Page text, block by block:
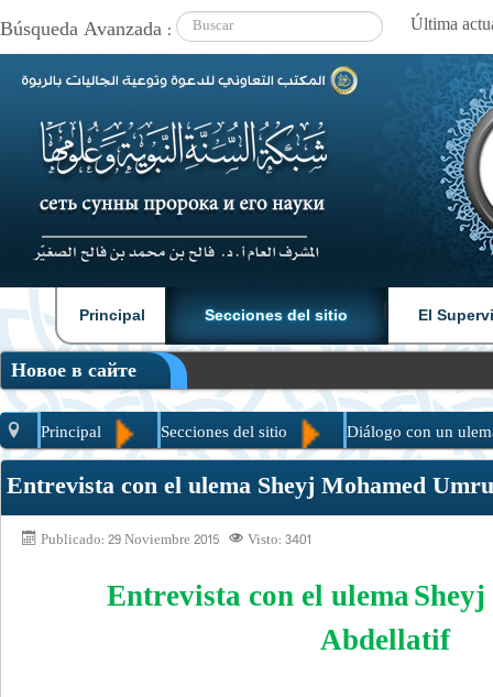
Búsqueda Avanzada :
Principal Secciones del sitio | El
Новое в сайте
Principal Secciones del sitio
Diálogo con un
Entrevista con el ulema Sheyj Mohamed Umru Abdellatif
Entrevista con el ulema Sheyj Mohamed
Publicado: 29 Noviembre 2015 Visto: 3401
Entrevista con el ulema
Abdellatif